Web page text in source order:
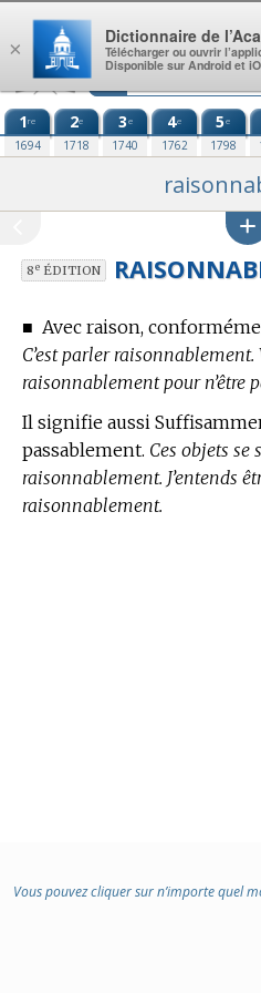
Aller au contenu
1re
1694
2e
1718
3e
1740
4e
1762
5e
1798
8eÉDITION
■ Avec raison,
C’est parler
raisonnablement pour n’être
Il signifie aussi
passablement. Ces objets se
raisonnablement. J’entends
raisonnablement.
Vous pouvez cliquer sur n’importe quel
×
Dictionnaire de
Télécharger ou ouvrir
Disponible sur Android et